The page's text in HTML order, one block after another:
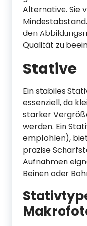
Alternative. Sie
den
Qualität zu
Stative
Ein stabiles
essenziell, da
starker
werden. Ein
empfohlen),
präzise
Aufnahmen
Beinen oder